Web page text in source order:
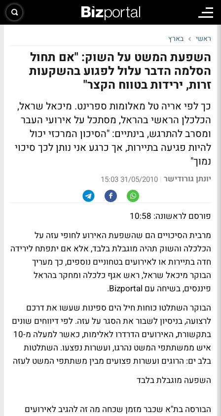
ראשי בארץ
השפעת המשט על השוק: "אם תחול
הסלמה הדבר עלול לפגוע בהשקעות
זרות, ירידות בטווח הקצר"
כך לפי אריה טל מאלומות ספרינט. מיכאל שראל,
הכלכלן הראשי בהראל, מסתכל על אירועי העבר
ומסרב להתרגש, בינתיים: "הסיכון המרכזי יכול
להיות פגיעה בתיירות, אך כרגע אני נותן לכך סיכוי
נמוך"
יונתן גורודישר |
31/05/2010 15:03
פורסם לראשונה: 10:58
מרבית הסיכויים הם שהשפעת האירוע לחופי עזה על
הכלכלה והשוק תהיה מוגבלת בלבד, אלא אם יתפתח לירידה
חדה בתיירות או לאירועים בטחוניים נוספים, כך מעריך
הבוקר מיכאל שראל, ראש אגף כלכלה ומחקר בהראל
פיננסים, בשיחה עם Bizportal.
הבוקר השתלטו כוחות חיל הים ספינות שעשו את דרכם
לרצועה, בניסיון לשבור את הסגר על עזה. לפי דיווחים שונים
בתקשורת, האירועים הדרדרו לאלימות, כאשר למעלה מ-10
איש ממשתתפי המשט נהרגו, ועשרות נפצעו. השתלטות
בלב ים: הרוגים ועשרות פצועים מבין משתתפי המשט לעזה
השפעה מוגבלת בלבד
הבורסה בת"א שכבר מזמן שכחה מה זה להגיב לאירועים